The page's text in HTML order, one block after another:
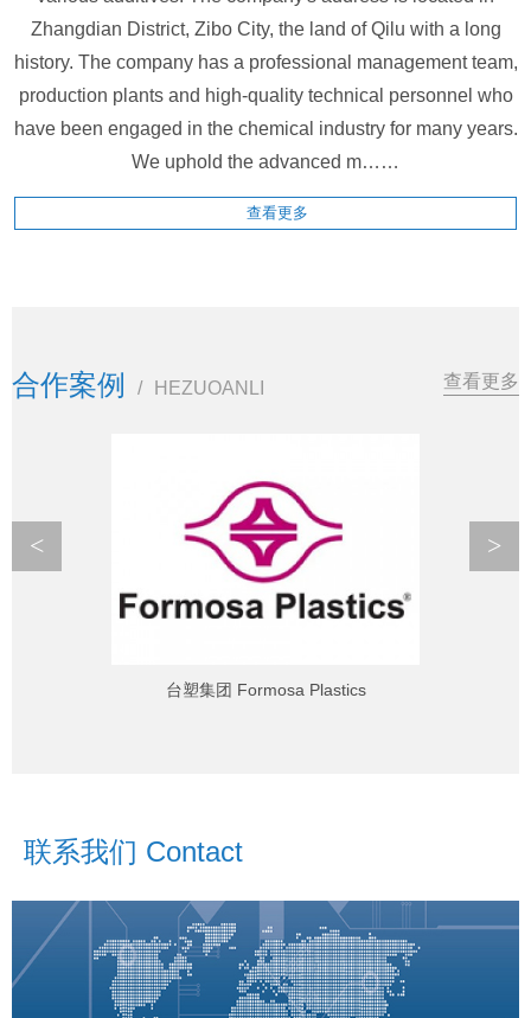
Zhangdian District, Zibo City, the land of Qilu with a long
history. The company has a professional management team,
production plants and high-quality technical personnel who
have been engaged in the chemical industry for many years.
We uphold the advanced m……
查看更多
合作案例 / HEZUOANLI 查看更多
台塑集团 Formosa Plastics
< >
联系我们 Contact